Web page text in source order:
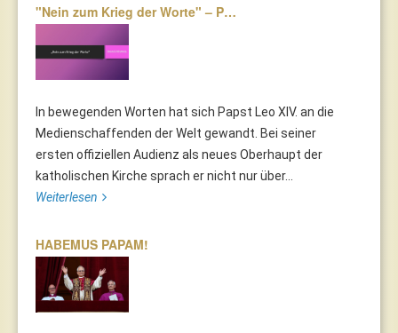
"Nein zum Krieg der Worte" – P…
In bewegenden Worten hat sich Papst Leo XIV. an die
Medienschaffenden der Welt gewandt. Bei seiner
ersten offiziellen Audienz als neues Oberhaupt der
katholischen Kirche sprach er nicht nur über...
Weiterlesen
HABEMUS PAPAM!